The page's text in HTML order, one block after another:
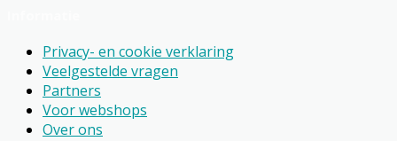
Privacy- en cookie verklaring
Veelgestelde vragen
Partners
Voor webshops
Over ons